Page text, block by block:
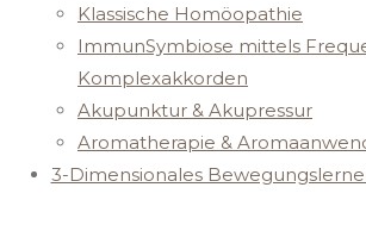
Klassische Homöopathie
ImmunSymbiose mittels
Komplexakkorden
Akupunktur & Akupressur
Aromatherapie &
3-Dimensionales